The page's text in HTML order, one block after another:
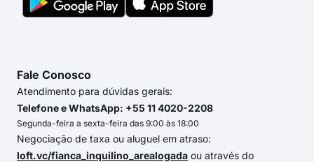
Fale Conosco
Atendimento para dúvidas gerais:
Telefone e WhatsApp: +55 11 4020-2208
Segunda-feira a sexta-feira das 9:00 às 18:00
Negociação de taxa ou aluguel em atraso:
loft.vc/fianca_inquilino_arealogada ou através do